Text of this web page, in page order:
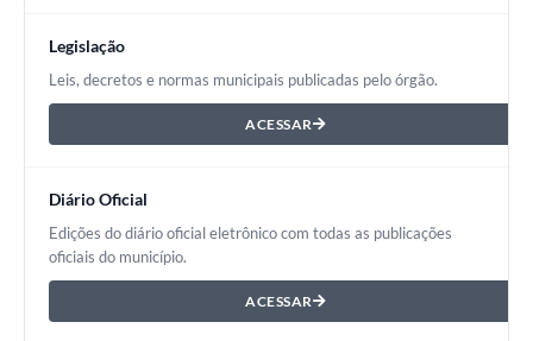
Legislação
Leis, decretos e normas municipais publicadas pelo órgão.
ACESSAR
Diário Oficial
Edições do diário oficial eletrônico com todas as publicações
oficiais do município.
ACESSAR